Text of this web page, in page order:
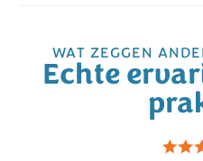
WAT ZEGGEN
Echte